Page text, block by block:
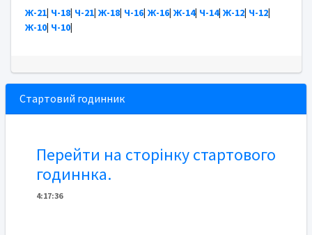
Ж-21| Ч-18| Ч-21| Ж-18| Ч-16| Ж-16| Ж-14| Ч-14| Ж-12| Ч-12|
Ж-10| Ч-10|
Стартовий годинник
Перейти на сторінку стартового
годиннка.
4:17:36